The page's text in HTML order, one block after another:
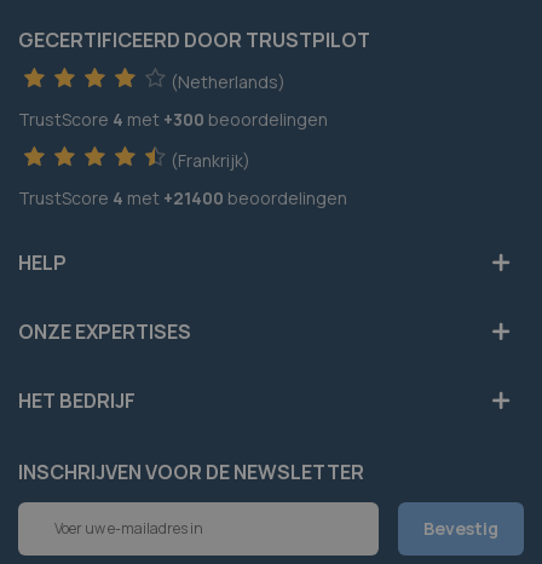
GECERTIFICEERD DOOR TRUSTPILOT
(Netherlands)
TrustScore 4 met +300 beoordelingen
(Frankrijk)
TrustScore 4 met +21400 beoordelingen
HELP
ONZE EXPERTISES
HET BEDRIJF
INSCHRIJVEN VOOR DE NEWSLETTER
Abonneer
Bevestig